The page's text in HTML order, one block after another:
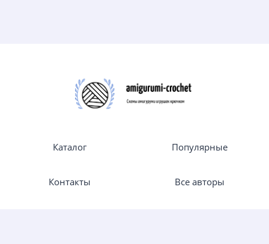
Каталог Популярные
Контакты Все авторы